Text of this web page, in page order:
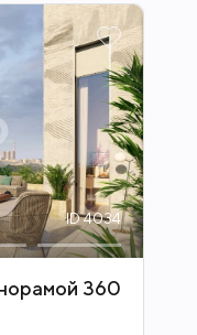
даже в
в квартире
7 окон. Это
ощущение
дома
360 градусов,
север и запад
ID 4034
360